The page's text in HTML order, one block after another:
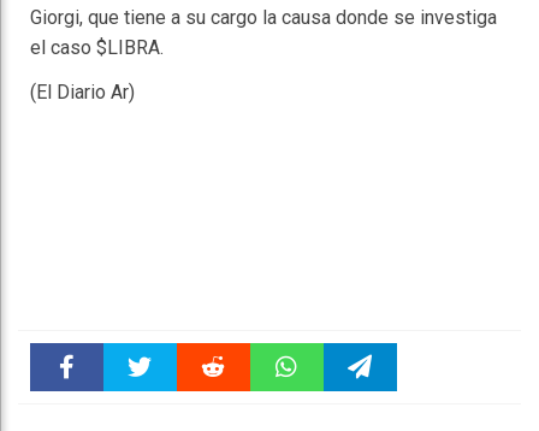
Giorgi, que tiene a su cargo la causa donde se investiga
el caso $LIBRA.
(El Diario Ar)